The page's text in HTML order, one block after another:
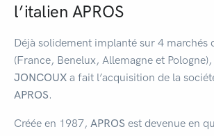
l’italien APROS
Déjà solidement implanté sur 4 marchés
(France, Benelux, Allemagne et
JONCOUX a fait l’acquisition de la
APROS.
Créée en 1987, APROS est devenue en